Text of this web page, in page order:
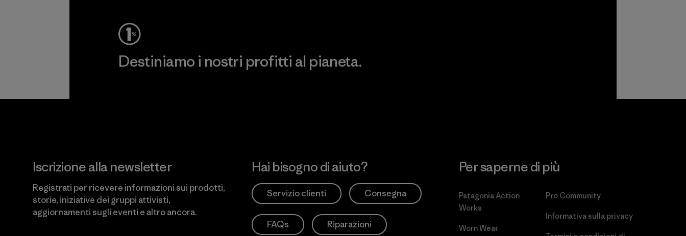
Destiniamo i nostri profitti al pianeta.
Iscrizione alla newsletter
Registrati per ricevere informazioni sui prodotti,
storie, iniziative dei gruppi attivisti,
aggiornamenti sugli eventi e altro ancora.
Hai bisogno di aiuto?
Servizio clienti Consegna
FAQs Riparazioni
Per saperne di più
Patagonia Action
Works
Worn Wear
Pro Community
Informativa sulla privacy